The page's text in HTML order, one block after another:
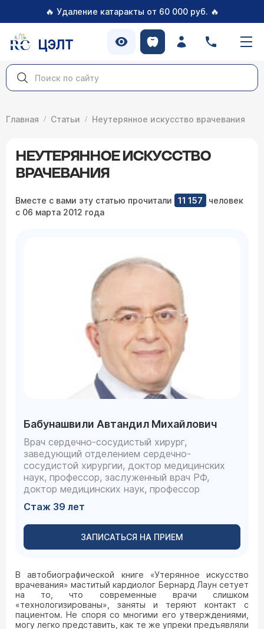
🔥 Удаление катаракты от 60 000 руб. 🔥
ЦЭЛТ
Главная Статьи Неутерянное искусство врачевания
НЕУТЕРЯННОЕ ИСКУССТВО
ВРАЧЕВАНИЯ
Бабунашвили Автандил Михайлович
Врач сердечно-сосудистый хирург,
заведующий отделением сердечно-
сосудистой хирургии, доктор медицинских
наук, профессор, заслуженный врач РФ,
доктор медицинских наук, профессор
Стаж 39 лет
ЗАПИСАТЬСЯ НА ПРИЕМ
Вместе с вами эту статью прочитали 11 157
человек
с 06 марта 2012 года
В автобиографической книге «Утерянное искусство
врачевания» маститый кардиолог Бернард Лаун сетует
на то, что современные врачи слишком
«технологизированы», заняты и теряют контакт с
пациентом. Не споря со многими его утверждениями,
могу легко представить, как те же упреки предъявляли